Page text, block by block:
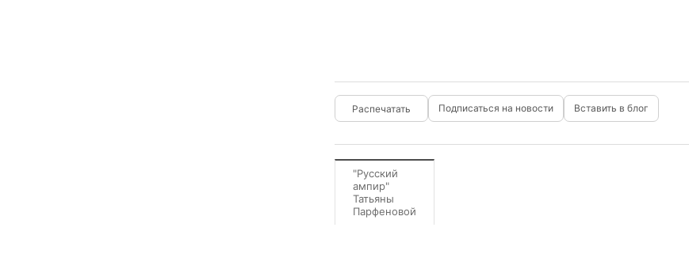
Подписаться на новости Вставить в блог
"Русский
ампир"
Татьяны
Парфеновой